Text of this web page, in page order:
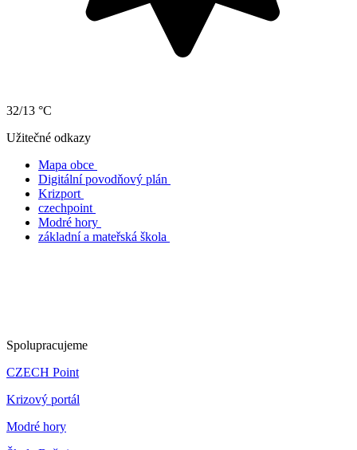
32/13 °C
Užitečné odkazy
Mapa obce
Digitální povodňový plán
Krizport
czechpoint
Modré hory
základní a mateřská škola
Spolupracujeme
CZECH Point
Krizový portál
Modré hory